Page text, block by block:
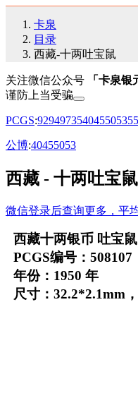
卡泉
目录
西藏-十两吐宝鼠
关注微信公众号 「卡泉银
谨防上当受骗
PCGS:929497354045505355
公博:40455053
西藏 - 十两吐宝
微信登录后查询更多，平
西藏十两银币 吐宝
PCGS编号：508107
年份：1950 年
尺寸：32.2*2.1mm